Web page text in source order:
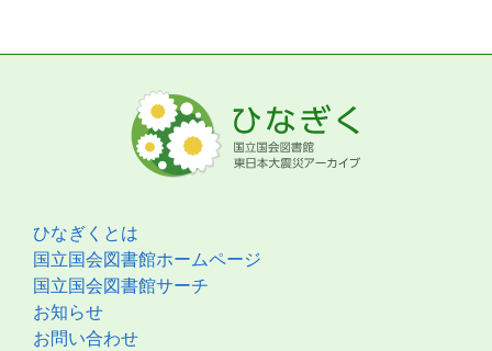
ひなぎくとは
国立国会図書館ホームページ
国立国会図書館サーチ
お知らせ
お問い合わせ